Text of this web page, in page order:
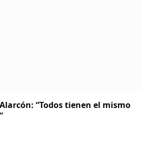
“Todos tienen el mismo